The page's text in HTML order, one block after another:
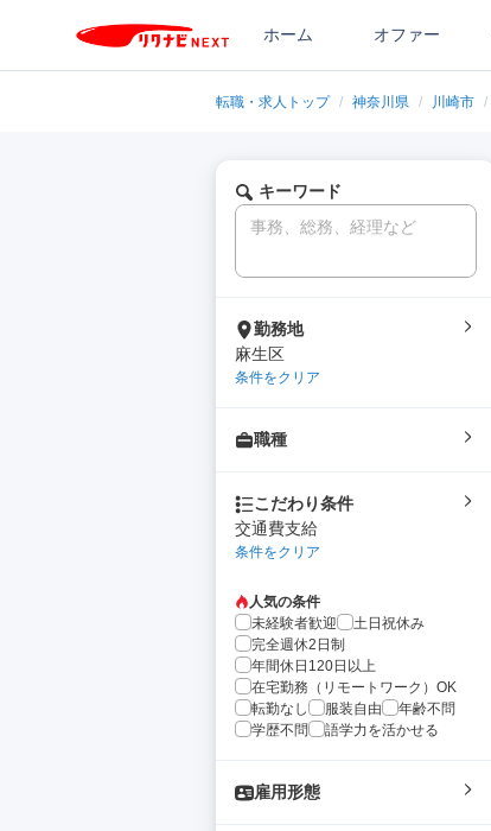
ホーム オファー
転職・求人トップ / 神奈川県 / 川崎市 /
キーワード
勤務地
麻生区
条件をクリア
職種
こだわり条件
交通費支給
条件をクリア
人気の条件
未経験者歓迎
土日祝休み
完全週休2日制
年間休日120日以上
在宅勤務（リモートワーク）OK
転勤なし
服装自由
年齢不問
学歴不問
語学力を活かせる
雇用形態